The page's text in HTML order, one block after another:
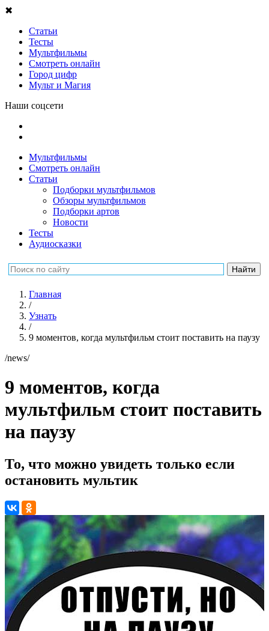
✖
Статьи
Тесты
Мультфильмы
Смотреть онлайн
Город цифр
Мульт и Магия
Наши соцсети
Мультфильмы
Смотреть онлайн
Статьи
Подборки мультфильмов
Обзоры мультфильмов
Подборки артов
Новости
Тесты
Аудиосказки
Главная
/
Узнать
/
9 моментов, когда мультфильм стоит поставить на паузу
/news/
9 моментов, когда
мультфильм стоит поставить
на паузу
То, что можно увидеть только если
остановить мультик